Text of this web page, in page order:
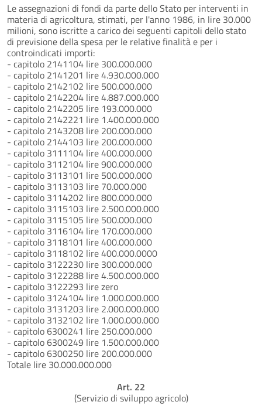
Le assegnazioni di fondi da parte dello Stato per interventi in
materia di agricoltura, stimati, per l'anno 1986, in lire 30.000
milioni, sono iscritte a carico dei seguenti capitoli dello stato
di previsione della spesa per le relative finalità e per i
controindicati importi:
- capitolo 2141104 lire 300.000.000
- capitolo 2141201 lire 4.930.000.000
- capitolo 2142102 lire 500.000.000
- capitolo 2142204 lire 4.887.000.000
- capitolo 2142205 lire 193.000.000
- capitolo 2142221 lire 1.400.000.000
- capitolo 2143208 lire 200.000.000
- capitolo 2144103 lire 200.000.000
- capitolo 3111104 lire 400.000.000
- capitolo 3112104 lire 900.000.000
- capitolo 3113101 lire 500.000.000
- capitolo 3113103 lire 70.000.000
- capitolo 3114202 lire 800.000.000
- capitolo 3115103 lire 2.500.000.000
- capitolo 3115105 lire 500.000.000
- capitolo 3116104 lire 170.000.000
- capitolo 3118101 lire 400.000.000
- capitolo 3118102 lire 400.000.0000
- capitolo 3122230 lire 300.000.000
- capitolo 3122288 lire 4.500.000.000
- capitolo 3122293 lire zero
- capitolo 3124104 lire 1.000.000.000
- capitolo 3131203 lire 2.000.000.000
- capitolo 3132102 lire 1.000.000.000
- capitolo 6300241 lire 250.000.000
- capitolo 6300249 lire 1.500.000.000
- capitolo 6300250 lire 200.000.000
Totale lire 30.000.000.000
Art. 22
(Servizio di sviluppo agricolo)